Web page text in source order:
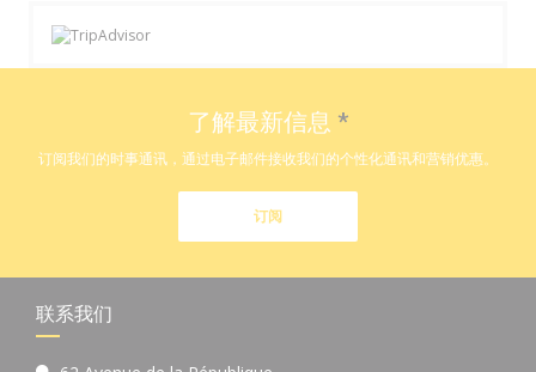
了解最新信息 *
订阅我们的时事通讯，通过电子邮件接收我们的个性化通讯和营销优惠。
订阅
联系我们